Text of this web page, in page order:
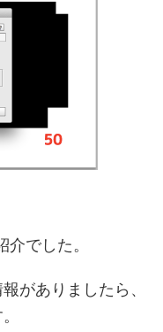
でした。
がありましたら、